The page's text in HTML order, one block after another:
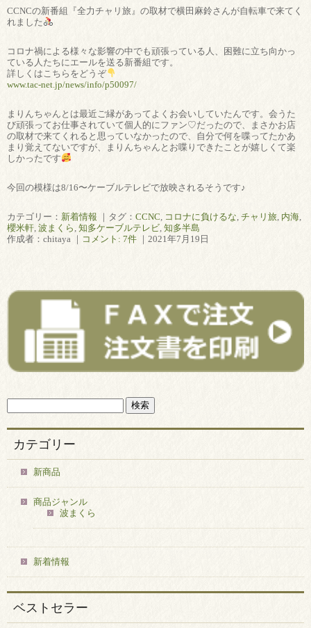
CCNCの新番組『全力チャリ旅』の取材で横田麻鈴さんが自転車で来てく
れました
コロナ禍による様々な影響の中でも頑張っている人、困難に立ち向かっ
ている人たちにエールを送る新番組です。
詳しくはこちらをどうぞ
www.tac-net.jp/news/info/p50097/
まりんちゃんとは最近ご縁があってよくお会いしていたんです。会うた
び頑張ってお仕事されていて個人的にファン♡だったので、まさかお店
の取材で来てくれると思っていなかったので、自分で何を喋ってたかあ
まり覚えてないですが、まりんちゃんとお喋りできたことが嬉しくて楽
しかったです
今回の模様は8/16〜ケーブルテレビで放映されるそうです♪
カテゴリー： 新着情報 ｜タグ： CCNC コロナに負けるな チャリ旅 内海
櫻米軒 波まくら 知多ケーブルテレビ 知多半島
作成者：chitaya ｜ コメント: 7件 ｜2021年7月19日
カテゴリー
新商品
商品ジャンル
波まくら
新着情報
ベストセラー